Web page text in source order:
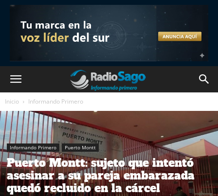
Inicio Informando Primero
Informando Primero Puerto Montt
Puerto Montt: sujeto que intentó
asesinar a su pareja embarazada
quedó recluido en la cárcel